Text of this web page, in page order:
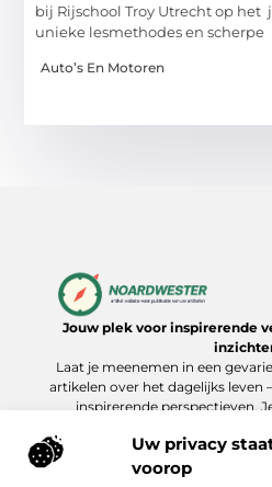
Uw privacy
voorop
bij Rijschool Troy Utrecht op het
unieke lesmethodes en scherpe
Auto’s En Motoren
Jouw plek voor inspirerende
Laat je meenemen in een
artikelen over het dagelijks leven
inspirerende perspectieven.